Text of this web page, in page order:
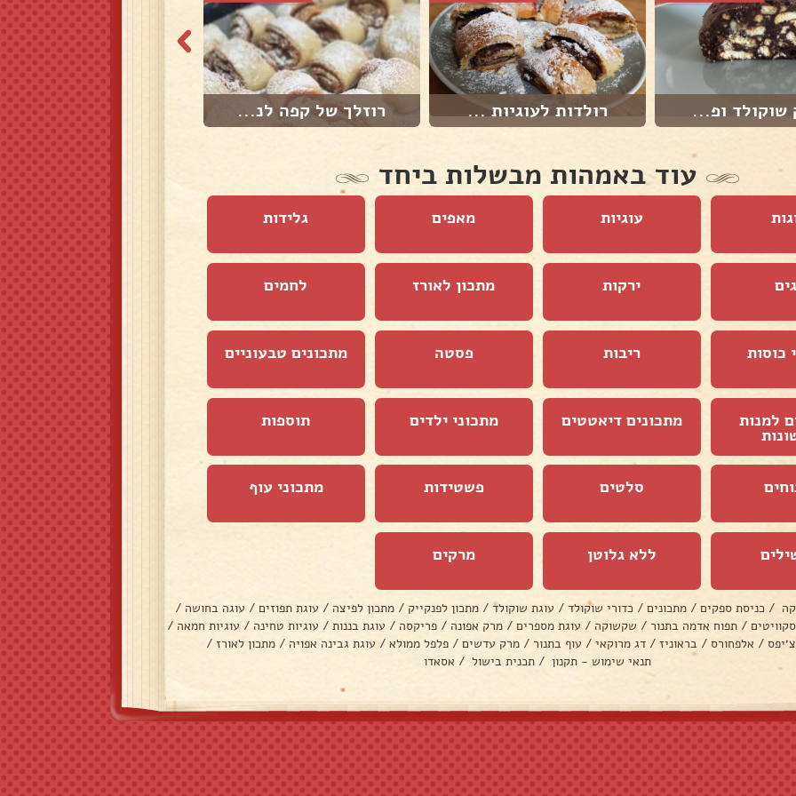
שוקולד ופ... רולדות לעוגיות ... רוזלך של קפה לנ...
עוד באמהות מבשלות ביחד
עוגיות מאפים גלידות
ירקות מתכון לאורז לחמים
כוסות ריבות פסטה מתכונים טבעוניים
למנות מתכונים דיאטטים מתכוני ילדים תוספות
סלטים פשטידות מתכוני עוף
ללא גלוטן מרקים
/ כניסת ספקים / מתכונים / כדורי שוקולד / עוגת שוקולד / מתכון לפנקייק / מתכון לפיצה / עוגת תפוזים / עוגה בחושה /
/ תפוח אדמה בתנור / שקשוקה / עוגת מספרים / מרק אפונה / פריקסה / עוגת בננות / עוגיות טחינה / עוגיות חמאה /
/ אלפחורס / בראוניז / דג מרוקאי / עוף בתנור / מרק עדשים / פלפל ממולא / עוגת גבינה אפויה / מתכון לאורז /
תנאי שימוש - תקנון / תכנית בישול / אסאדו